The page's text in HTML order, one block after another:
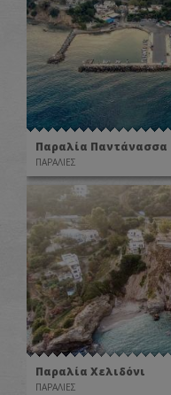
Παραλία Παντάνασσα
ΠΑΡΑΛΙΕΣ
Παραλία Χελιδόνι
ΠΑΡΑΛΙΕΣ